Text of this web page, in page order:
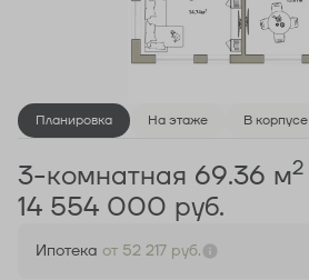
Планировка На этаже В корпусе
3-комнатная 69.36 м2
14 554 000 руб.
Ипотека от 52 217 руб.